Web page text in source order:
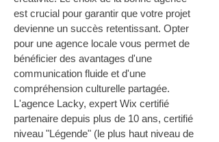
est crucial pour garantir que votre projet
devienne un succès retentissant. Opter
pour une agence locale vous permet de
bénéficier des avantages d'une
communication fluide et d'une
compréhension culturelle partagée.
L'agence Lacky, expert Wix certifié
partenaire depuis plus de 10 ans, certifié
niveau "Légende" (le plus haut niveau de